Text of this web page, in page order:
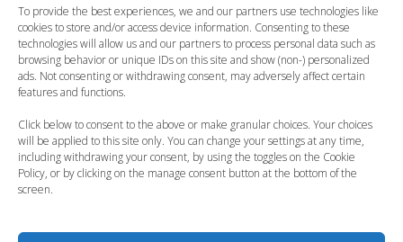
To provide the best experiences, we and our partners use technologies like
cookies to store and/or access device information. Consenting to these
technologies will allow us and our partners to process personal data such as
browsing behavior or unique IDs on this site and show (non-) personalized
ads. Not consenting or withdrawing consent, may adversely affect certain
features and functions.
Click below to consent to the above or make granular choices. Your choices
will be applied to this site only. You can change your settings at any time,
including withdrawing your consent, by using the toggles on the Cookie
Policy, or by clicking on the manage consent button at the bottom of the
screen.
paradossalmente, hanno peggiorato la loro
condizione di sofferenza, ridotto l’aspettativa di
vita e, sull’onda delle vane promesse di
guarigione,impoverito le loro tasche. Solo
troviamo rimedi specifici ai nostri mali.
Ritornando agli antibiotici e meditando sulla
collegata, per similitudine, alla “strage degli